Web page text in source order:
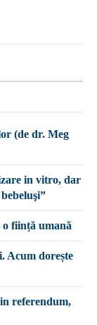
(de dr. Meg
in vitro, dar
o ființă umană
Acum dorește
referendum,